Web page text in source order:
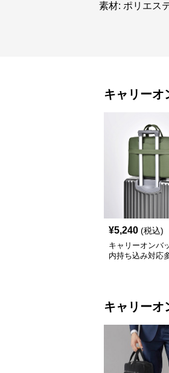
素材: ポリエス
キャリーオ
¥5,240 (税込)
キャリーオンバ
内持ち込み対応
キャリーオ